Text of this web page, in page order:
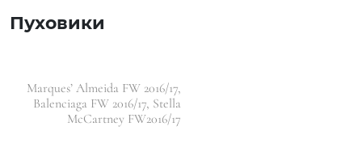
Пуховики
Marques’ Almeida FW 2016/17,
Balenciaga FW 2016/17, Stella
McCartney FW2016/17